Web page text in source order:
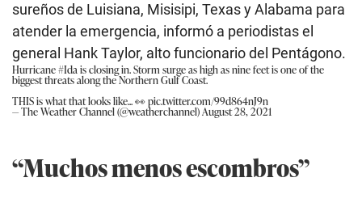
sureños de Luisiana, Misisipi, Texas y Alabama para
atender la emergencia, informó a periodistas el
general Hank Taylor, alto funcionario del Pentágono.
Hurricane#Idais closing in. Storm surge as high as nine feet is one of the
biggest threats along the Northern Gulf Coast.
THIS is what that looks like... 👀pic.twitter.com/99d864nJ9n
— The Weather Channel (@weatherchannel)August 28, 2021
“Muchos menos escombros”